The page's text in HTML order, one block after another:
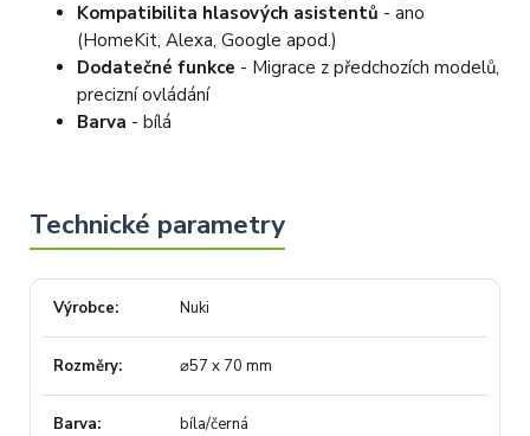
Kompatibilita hlasových asistentů - ano
(HomeKit, Alexa, Google apod.)
Dodatečné funkce - Migrace z předchozích modelů,
precizní ovládání
Barva - bílá
Výrobce Nuki
Rozměry ⌀57 x 70 mm
Barva bíla/černá